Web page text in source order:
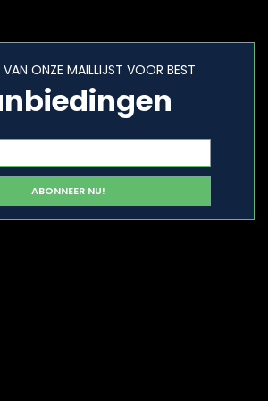
ONZE MAILLIJST VOOR BEST